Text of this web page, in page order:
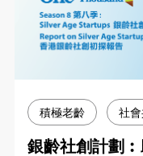
積極老齡 社
銀齡社創計劃